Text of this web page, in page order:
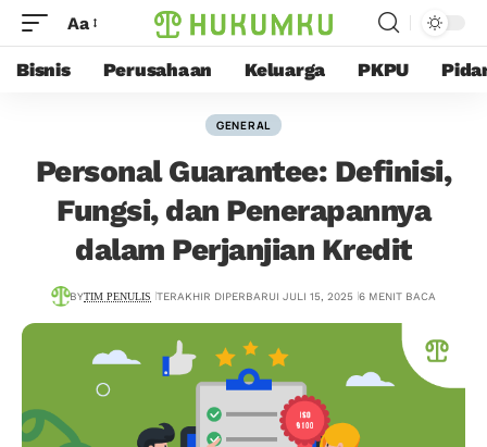
Aa
Bisnis Perusahaan Keluarga PKPU
GENERAL
Personal Guarantee: Definisi,
Fungsi, dan Penerapannya
dalam Perjanjian Kredit
BYTIM PENULIS TERAKHIR DIPERBARUI JULI 15, 2025 6 MENIT BACA